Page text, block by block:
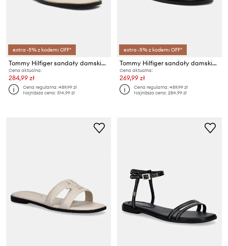
extra -5% z kodem: OFF*
Tommy Hilfiger sandały damskie skórzane GOLD HEEL DRESSY SANDAL
Cena aktualna:
284,99 zł
Cena regularna:489,99 zł
Najniższa cena:314,99 zł
extra -5% z kodem: OFF*
Tommy Hilfiger sandały damskie skórzane GOLD HEEL DRESSY SANDAL
Cena aktualna:
269,99 zł
Cena regularna:489,99 zł
Najniższa cena:284,99 zł